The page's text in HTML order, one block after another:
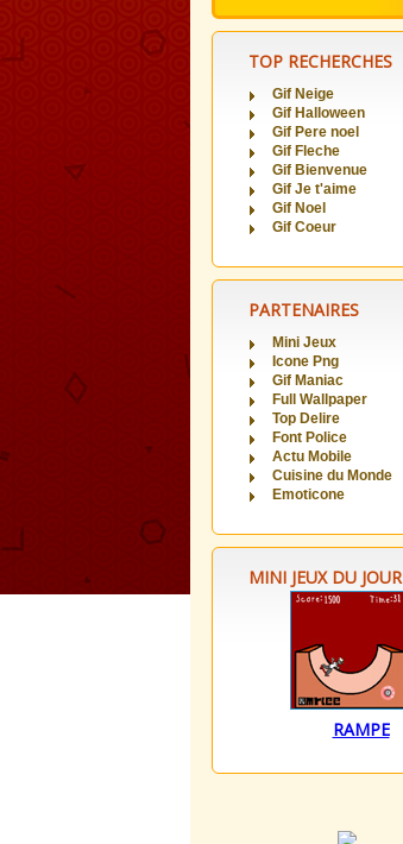
TOP RECHERCHES
Gif Neige
Gif Halloween
Gif Pere noel
Gif Fleche
Gif Bienvenue
Gif Je t'aime
Gif Noel
Gif Coeur
PARTENAIRES
Mini Jeux
Icone Png
Gif Maniac
Full Wallpaper
Top Delire
Font Police
Actu Mobile
Cuisine du Monde
Emoticone
MINI JEUX DU JOUR
RAMPE